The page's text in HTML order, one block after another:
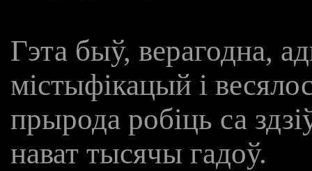
Гэта быў, верагодна,
містыфікацый і
прырода робіць са
нават тысячы гадоў.